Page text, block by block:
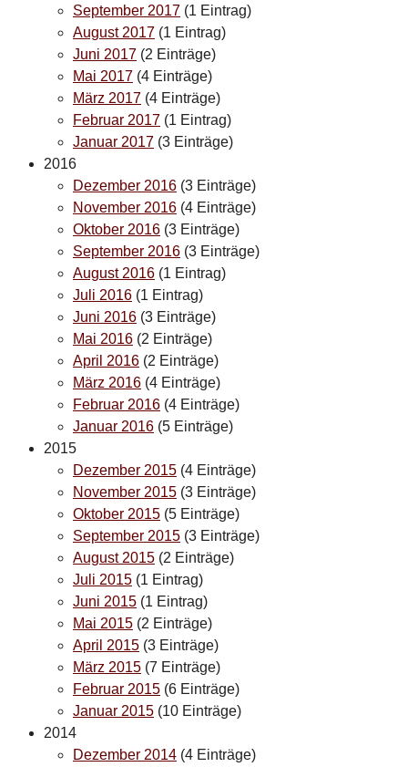
September 2017 (1 Eintrag)
August 2017 (1 Eintrag)
Juni 2017 (2 Einträge)
Mai 2017 (4 Einträge)
März 2017 (4 Einträge)
Februar 2017 (1 Eintrag)
Januar 2017 (3 Einträge)
2016
Dezember 2016 (3 Einträge)
November 2016 (4 Einträge)
Oktober 2016 (3 Einträge)
September 2016 (3 Einträge)
August 2016 (1 Eintrag)
Juli 2016 (1 Eintrag)
Juni 2016 (3 Einträge)
Mai 2016 (2 Einträge)
April 2016 (2 Einträge)
März 2016 (4 Einträge)
Februar 2016 (4 Einträge)
Januar 2016 (5 Einträge)
2015
Dezember 2015 (4 Einträge)
November 2015 (3 Einträge)
Oktober 2015 (5 Einträge)
September 2015 (3 Einträge)
August 2015 (2 Einträge)
Juli 2015 (1 Eintrag)
Juni 2015 (1 Eintrag)
Mai 2015 (2 Einträge)
April 2015 (3 Einträge)
März 2015 (7 Einträge)
Februar 2015 (6 Einträge)
Januar 2015 (10 Einträge)
2014
Dezember 2014 (4 Einträge)